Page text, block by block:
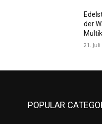
der
21. Juli
POPULAR